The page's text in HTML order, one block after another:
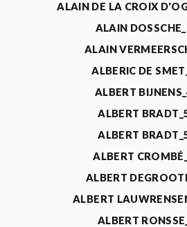
ALAIN DE LA CROIX
ALAIN
ALAIN
ALBERIC DE
ALBERT
ALBERT
ALBERT
ALBERT
ALBERT
ALBERT
ALBERT